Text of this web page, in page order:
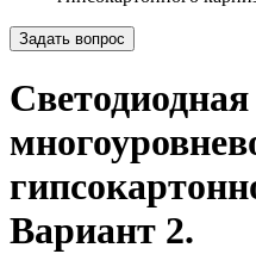
Задать вопрос
Вариант 2.